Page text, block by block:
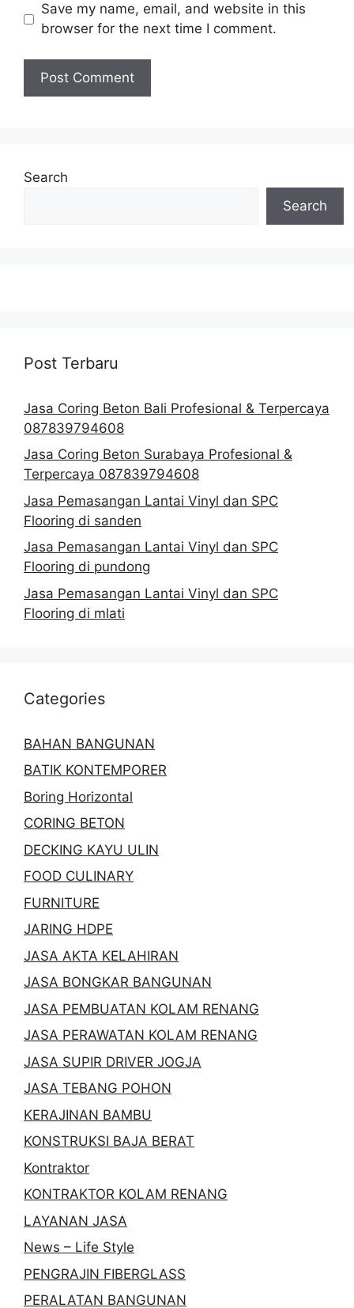
Save my name, email, and website in this
browser for the next time I comment.
Search
Search
Post Terbaru
Jasa Coring Beton Bali Profesional & Terpercaya
087839794608
Jasa Coring Beton Surabaya Profesional &
Terpercaya 087839794608
Jasa Pemasangan Lantai Vinyl dan SPC
Flooring di sanden
Jasa Pemasangan Lantai Vinyl dan SPC
Flooring di pundong
Jasa Pemasangan Lantai Vinyl dan SPC
Flooring di mlati
Categories
BAHAN BANGUNAN
BATIK KONTEMPORER
Boring Horizontal
CORING BETON
DECKING KAYU ULIN
FOOD CULINARY
FURNITURE
JARING HDPE
JASA AKTA KELAHIRAN
JASA BONGKAR BANGUNAN
JASA PEMBUATAN KOLAM RENANG
JASA PERAWATAN KOLAM RENANG
JASA SUPIR DRIVER JOGJA
JASA TEBANG POHON
KERAJINAN BAMBU
KONSTRUKSI BAJA BERAT
Kontraktor
KONTRAKTOR KOLAM RENANG
LAYANAN JASA
News – Life Style
PENGRAJIN FIBERGLASS
PERALATAN BANGUNAN